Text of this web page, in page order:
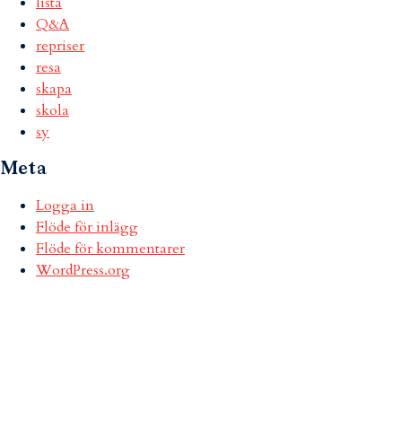
Q&A
repriser
resa
skapa
skola
sy
Meta
Logga in
Flöde för inlägg
Flöde för kommentarer
WordPress.org